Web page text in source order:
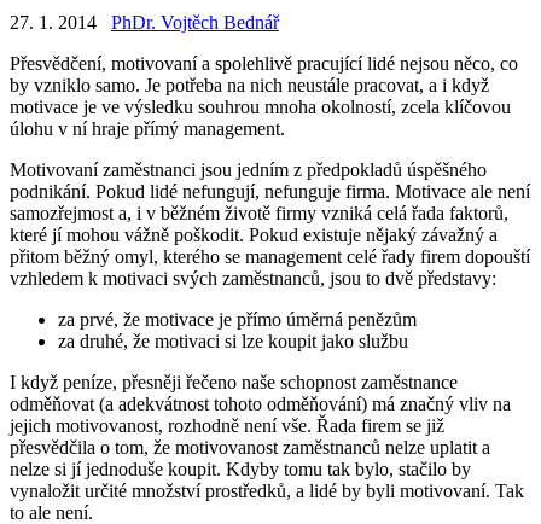
27. 1. 2014
PhDr. Vojtěch Bednář
Přesvědčení, motivovaní a spolehlivě pracující lidé nejsou něco, co
by vzniklo samo. Je potřeba na nich neustále pracovat, a i když
motivace je ve výsledku souhrou mnoha okolností, zcela klíčovou
úlohu v ní hraje přímý management.
Motivovaní zaměstnanci jsou jedním z předpokladů úspěšného
podnikání. Pokud lidé nefungují, nefunguje firma. Motivace ale není
samozřejmost a, i v běžném životě firmy vzniká celá řada faktorů,
které jí mohou vážně poškodit. Pokud existuje nějaký závažný a
přitom běžný omyl, kterého se management celé řady firem dopouští
vzhledem k motivaci svých zaměstnanců, jsou to dvě představy:
za prvé, že motivace je přímo úměrná penězům
za druhé, že motivaci si lze koupit jako službu
I když peníze, přesněji řečeno naše schopnost zaměstnance
odměňovat (a adekvátnost tohoto odměňování) má značný vliv na
jejich motivovanost, rozhodně není vše. Řada firem se již
přesvědčila o tom, že motivovanost zaměstnanců nelze uplatit a
nelze si jí jednoduše koupit. Kdyby tomu tak bylo, stačilo by
vynaložit určité množství prostředků, a lidé by byli motivovaní. Tak
to ale není.